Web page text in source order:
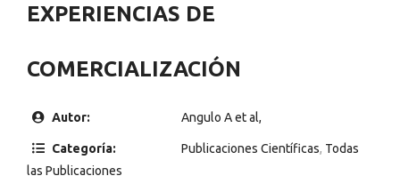
EXPERIENCIAS DE
COMERCIALIZACIÓN
Autor: Angulo A et al,
Categoría: Publicaciones Científicas, Todas
las Publicaciones